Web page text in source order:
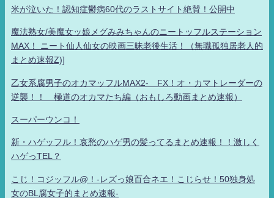
米が泣いた！認知症鬱病60代のラストサイト絶賛！公開中
魔法熟女/美魔女ッ娘メグみみちゃんのニートッフルステーション
MAX！ ニート仙人仙女の映画三昧老後生活！（無職孤独居老人的
まとめ速報Z)]
乙女系腐男子のオカマッフルMAX2- FX！オ・カマトレーダーの
逆襲！！ 極道のオカマたち編（おもしろ動画まとめ速報）
スーパーウンコ！
新・ハゲッフル！哀愁のハゲ男の髪ってるまとめ速報！！激しく
ハゲっTEL？
こじ！コジッフル@！-レズっ娘百合ネエ！こじらせ！50独身処
女のBL腐女子的まとめ速報-